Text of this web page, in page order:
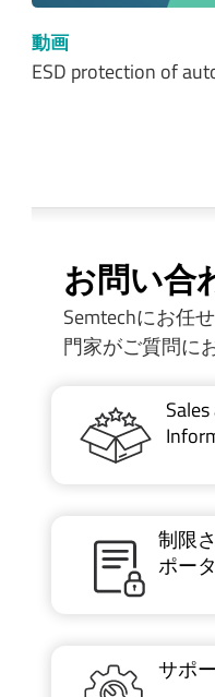
動画
ESD protection of
お問い合
Semtechにお任
門家がご質問に
制限
ポー
サポ